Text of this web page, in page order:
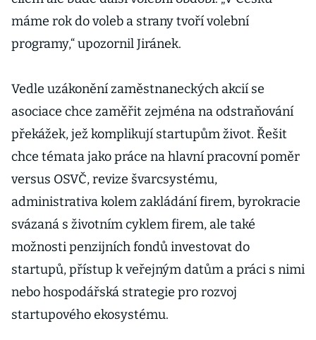
máme rok do voleb a strany tvoří volební
programy,“ upozornil Jiránek.
Vedle uzákonění zaměstnaneckých akcií se
asociace chce zaměřit zejména na odstraňování
překážek, jež komplikují startupům život. Řešit
chce témata jako práce na hlavní pracovní poměr
versus OSVČ, revize švarcsystému,
administrativa kolem zakládání firem, byrokracie
svázaná s životním cyklem firem, ale také
možnosti penzijních fondů investovat do
startupů, přístup k veřejným datům a práci s nimi
nebo hospodářská strategie pro rozvoj
startupového ekosystému.